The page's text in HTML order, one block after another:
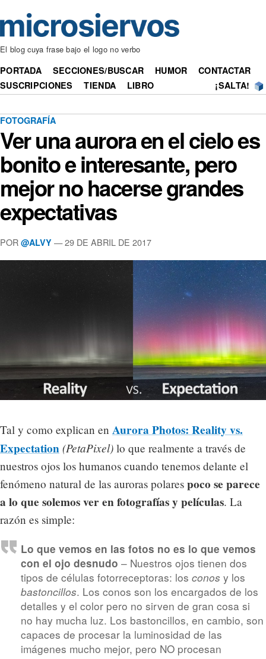
El blog cuya frase bajo el logo no verbo
PORTADA SECCIONES/BUSCAR HUMOR
CONTACTAR
SUSCRIPCIONES
TIENDA LIBRO ¡SALTA!
FOTOGRAFÍA
Ver una aurora en el cielo es
bonito e interesante, pero
mejor no hacerse grandes
expectativas
POR @ALVY — 29 DE ABRIL DE 2017
Tal y como explican en Aurora Photos: Reality vs.
Expectation(PetaPixel) lo que realmente a través de
nuestros ojos los humanos cuando tenemos delante el
fenómeno natural de las auroras polares poco se parece
a lo que solemos ver en fotografías y películas. La
razón es simple:
Lo que vemos en las fotos no es lo que vemos
con el ojo desnudo – Nuestros ojos tienen dos
tipos de células fotorreceptoras: los conos y los
bastoncillos. Los conos son los encargados de los
detalles y el color pero no sirven de gran cosa si
no hay mucha luz. Los bastoncillos, en cambio, son
capaces de procesar la luminosidad de las
imágenes mucho mejor, pero NO procesan